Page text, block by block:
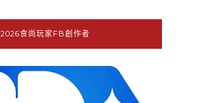
2026食尚玩家FB創作者